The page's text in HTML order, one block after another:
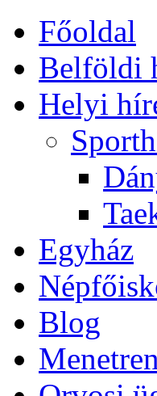
Főoldal
Belföldi
Helyi
Egyház
Blog